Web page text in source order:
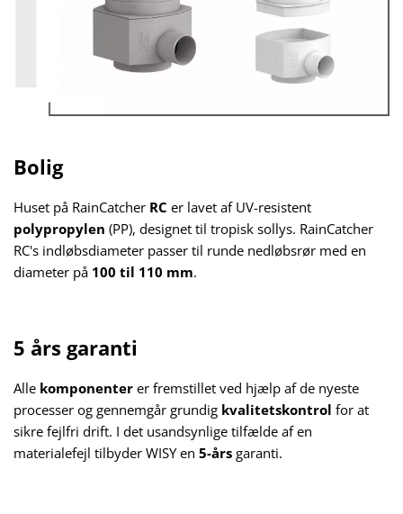
Bolig
Huset på RainCatcher RC er lavet af UV-resistent
polypropylen (PP), designet til tropisk sollys. RainCatcher
RC's indløbsdiameter passer til runde nedløbsrør med en
diameter på 100 til 110 mm.
5 års garanti
Alle komponenter er fremstillet ved hjælp af de nyeste
processer og gennemgår grundig kvalitetskontrol for at
sikre fejlfri drift. I det usandsynlige tilfælde af en
materialefejl tilbyder WISY en 5-års garanti.